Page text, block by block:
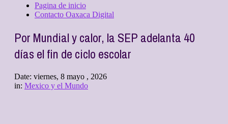
Pagina de inicio
Contacto Oaxaca Digital
Por Mundial y calor, la SEP adelanta 40
días el fin de ciclo escolar
Date: viernes, 8 mayo , 2026
in: Mexico y el Mundo